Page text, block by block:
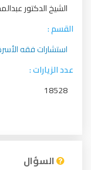
الشيخ الدكتور
القسم :
استشارات فقه
عدد الزيارات :
18528
السؤال